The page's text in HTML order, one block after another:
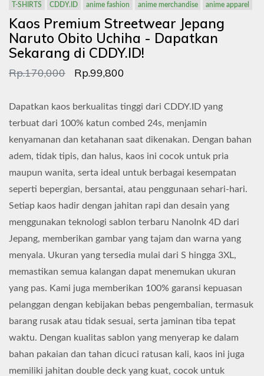
T-SHIRTS CDDY.ID anime fashion anime merchandise anime apparel
Kaos Premium Streetwear Jepang
Naruto Obito Uchiha - Dapatkan
Sekarang di CDDY.ID!
Rp.170,000 Rp.99,800
Dapatkan kaos berkualitas tinggi dari CDDY.ID yang
terbuat dari 100% katun combed 24s, menjamin
kenyamanan dan ketahanan saat dikenakan. Dengan bahan
adem, tidak tipis, dan halus, kaos ini cocok untuk pria
maupun wanita, serta ideal untuk berbagai kesempatan
seperti bepergian, bersantai, atau penggunaan sehari-hari.
Setiap kaos hadir dengan jahitan rapi dan desain yang
menggunakan teknologi sablon terbaru NanoInk 4D dari
Jepang, memberikan gambar yang tajam dan warna yang
menyala. Ukuran yang tersedia mulai dari S hingga 3XL,
memastikan semua kalangan dapat menemukan ukuran
yang pas. Kami juga memberikan 100% garansi kepuasan
pelanggan dengan kebijakan bebas pengembalian, termasuk
barang rusak atau tidak sesuai, serta jaminan tiba tepat
waktu. Dengan kualitas sablon yang menyerap ke dalam
bahan pakaian dan tahan dicuci ratusan kali, kaos ini juga
memiliki jahitan double deck yang kuat, cocok untuk